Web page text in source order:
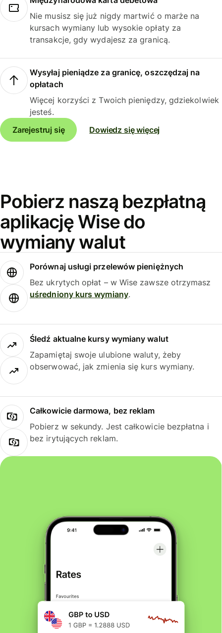
Nie musisz się już nigdy martwić o marże na
kursach wymiany lub wysokie opłaty za
transakcje, gdy wydajesz za granicą.
Wysyłaj pieniądze za granicę, oszczędzaj na
opłatach
Więcej korzyści z Twoich pieniędzy, gdziekolwiek
jesteś.
Zarejestruj się
Dowiedz się więcej
Pobierz naszą bezpłatną
aplikację Wise do
wymiany walut
Porównaj usługi przelewów pieniężnych
Bez ukrytych opłat – w Wise zawsze otrzymasz
uśredniony kurs wymiany.
Śledź aktualne kursy wymiany walut
Zapamiętaj swoje ulubione waluty, żeby
obserwować, jak zmienia się kurs wymiany.
Całkowicie darmowa, bez reklam
Pobierz w sekundy. Jest całkowicie bezpłatna i
bez irytujących reklam.